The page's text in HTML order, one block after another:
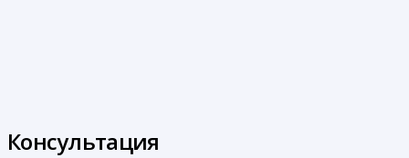
Консультация